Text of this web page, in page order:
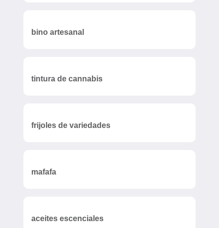
bino artesanal
tintura de cannabis
frijoles de variedades
mafafa
aceites escenciales